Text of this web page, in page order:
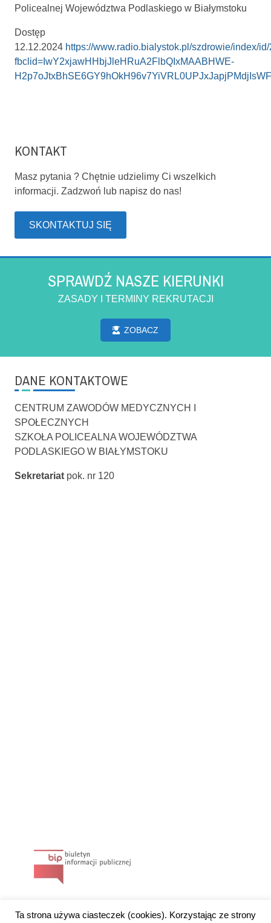
Policealnej Województwa Podlaskiego w Białymstoku
Dostęp
12.12.2024 https://www.radio.bialystok.pl/szdrowie/index/
fbclid=IwY2xjawHHbjJleHRuA2FlbQIxMAABHWE-
KONTAKT
Masz pytania ? Chętnie udzielimy Ci wszelkich
informacji. Zadzwoń lub napisz do nas!
SKONTAKTUJ SIĘ
SPRAWDŹ NASZE KIERUNKI
ZASADY I TERMINY REKRUTACJI
ZOBACZ
DANE KONTAKTOWE
CENTRUM ZAWODÓW MEDYCZNYCH I
SPOŁECZNYCH
SZKOŁA POLICEALNA WOJEWÓDZTWA
PODLASKIEGO W BIAŁYMSTOKU
Sekretariat pok. nr 120
Ta strona używa ciasteczek (cookies). Korzystając ze strony